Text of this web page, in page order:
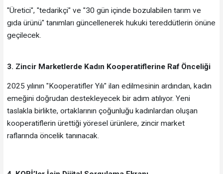
"Üretici", "tedarikçi" ve "30 gün içinde bozulabilen tarım ve
gıda ürünü" tanımları güncellenerek hukuki tereddütlerin önüne
geçilecek.
3. Zincir Marketlerde Kadın Kooperatiflerine Raf Önceliği
2025 yılının "Kooperatifler Yılı" ilan edilmesinin ardından, kadın
emeğini doğrudan destekleyecek bir adım atılıyor. Yeni
taslakla birlikte, ortaklarının çoğunluğu kadınlardan oluşan
kooperatiflerin ürettiği yöresel ürünlere, zincir market
raflarında öncelik tanınacak.